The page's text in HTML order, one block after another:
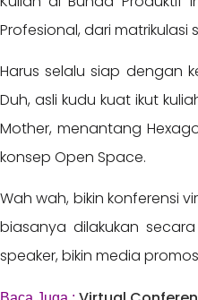
Profesional, dari
Harus selalu siap dengan
Duh, asli kudu kuat ikut
Mother, menantang
konsep Open Space.
Wah wah, bikin konferensi
biasanya dilakukan
speaker, bikin media